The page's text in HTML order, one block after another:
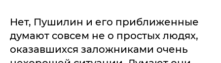
Нет, Пушилин и его приближенные
думают совсем не о простых людях,
оказавшихся заложниками очень